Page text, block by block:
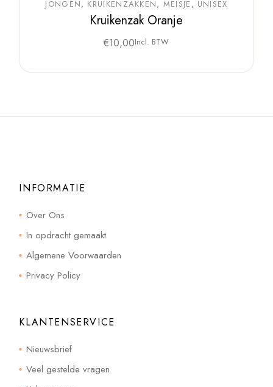
JONGEN KRUIKENZAKKEN MEISJE UNISEX
Kruikenzak Oranje
€10,00Incl. BTW
INFORMATIE
Over Ons
In opdracht gemaakt
Algemene Voorwaarden
Privacy Policy
KLANTENSERVICE
Nieuwsbrief
Veel gestelde vragen